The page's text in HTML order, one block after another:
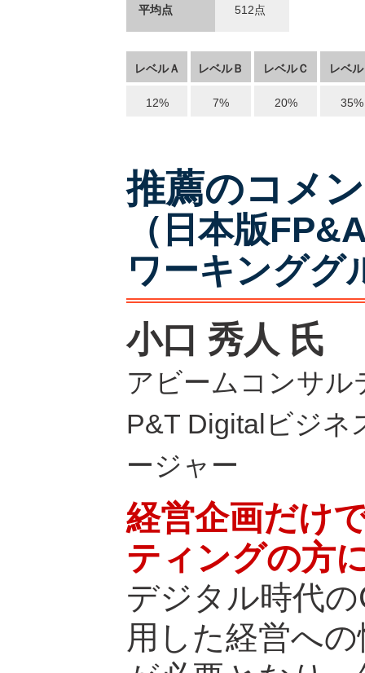
平均点 512点
レベルＡ レベルＢ レベルＣ レベ
12% 7% 20% 35%
推薦のコメ
（日本版
ワーキンググ
小口 秀人 氏
アビームコンサル
P&T Digitalビジネ
ージャー
経営企画だけ
ティングの方
デジタル時代
用した経営へ